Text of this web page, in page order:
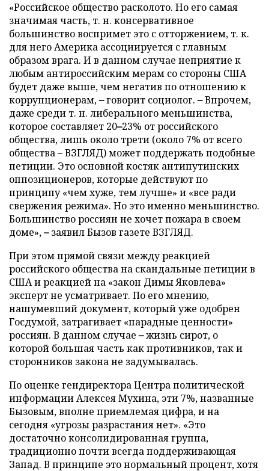
«Российское общество расколото. Но его самая
значимая часть, т. н. консервативное
большинство воспримет это с отторжением, т. к.
для него Америка ассоциируется с главным
образом врага. И в данном случае неприятие к
любым антироссийским мерам со стороны США
будет даже выше, чем негатив по отношению к
коррупционерам,–говорит социолог. –Впрочем,
даже среди т. н. либерального меньшинства,
которое составляет 20–23% от российского
общества, лишь около трети (около 7% от всего
общества – ВЗГЛЯД) может поддержать подобные
петиции. Это основной костяк антипутинских
оппозиционеров, которые действуют по
принципу «чем хуже, тем лучше» и «все ради
свержения режима». Но это именно меньшинство.
Большинство россиян не хочет пожара в своем
доме»,–заявил Бызов газете ВЗГЛЯД.
При этом прямой связи между реакцией
российского общества на скандальные петиции в
США и реакцией на «закон Димы Яковлева»
эксперт не усматривает. По его мнению,
нашумевший документ, который уже одобрен
Госдумой, затрагивает «парадные ценности»
россиян. В данном случае –жизнь сирот, о
которой большая часть как противников, так и
сторонников закона не задумывалась.
По оценке гендиректора Центра политической
информации Алексея Мухина, эти 7%, названные
Бызовым, вполне приемлемая цифра, и на
сегодня «угрозы разрастания нет». «Это
достаточно консолидированная группа,
традиционно почти всегда поддерживающая
Запад. В принципе это нормальный процент, хотя